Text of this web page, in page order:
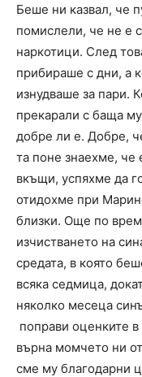
Беше ни казвал, че
помислели, че не е
наркотици. След
прибираше с дни, а
изнудваше за пари.
прекарали с баща
добре ли е. Добре,
та поне знаехме, че
вкъщи, успяхме да
отидохме при
близки. Още по
изчистването на
средата, в която
всяка седмица,
няколко месеца
поправи оценките
върна момчето ни
сме му благодарни